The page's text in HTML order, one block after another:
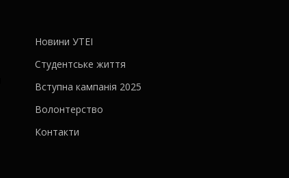
Новини УТЕІ
Студентське життя
Вступна кампанія 2025
Волонтерство
Контакти